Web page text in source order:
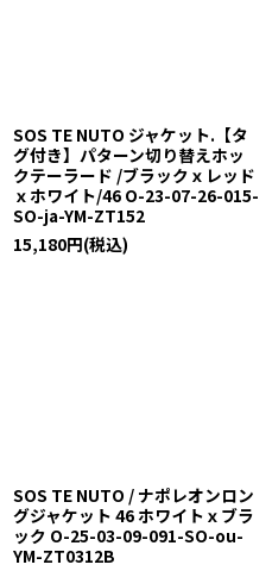
SOS TE NUTO ジャケット.【タ
グ付き】パターン切り替えホッ
クテーラード /ブラックｘレッド
ｘホワイト/46 O-23-07-26-015-
SO-ja-YM-ZT152
15,180円(税込)
SOS TE NUTO / ナポレオンロン
グジャケット 46 ホワイトｘブラ
ック O-25-03-09-091-SO-ou-
YM-ZT0312B